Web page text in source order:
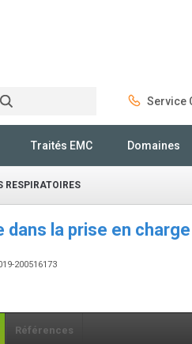
Service
Traités EMC Domaines
RESPIRATOIRES
dans la prise en
200516173
Références